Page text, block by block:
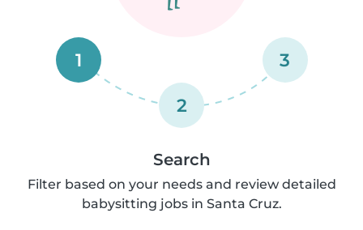
1
2
3
Search
Filter based on your needs and review detailed
babysitting jobs in Santa Cruz.